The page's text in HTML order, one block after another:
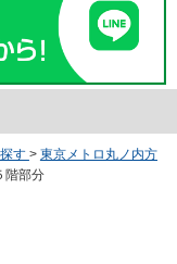
す > 東京メトロ丸ノ内方
階部分